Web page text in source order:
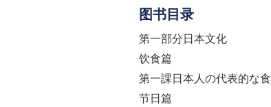
图书目录
第一部分日本文化
饮食篇
第一課日本人の代表的な
节日篇